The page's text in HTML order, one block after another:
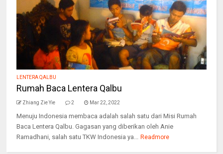
LENTERA QALBU
Rumah Baca Lentera Qalbu
Zhiang Zie Yie 2 Mar 22, 2022
Menuju Indonesia membaca adalah salah satu dari Misi Rumah
Baca Lentera Qalbu. Gagasan yang diberikan oleh Anie
Ramadhani, salah satu TKW Indonesia ya... Readmore